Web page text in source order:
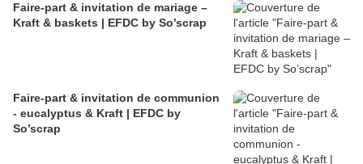
Faire-part & invitation de mariage –
Kraft & baskets | EFDC by So’scrap
Faire-part & invitation de communion
- eucalyptus & Kraft | EFDC by
So’scrap